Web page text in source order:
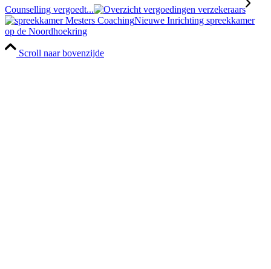
Counselling vergoedt...
Nieuwe Inrichting spreekkamer
op de Noordhoekring
Scroll naar bovenzijde